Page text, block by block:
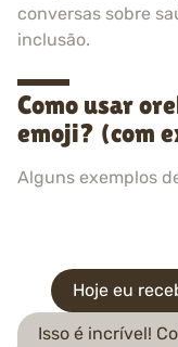
conversas sobre
inclusão.
Como usar
emoji? (com
Alguns exemplos
Hoje eu
Isso é incrível!